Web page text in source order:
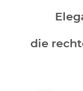
die